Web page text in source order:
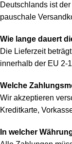
Deutschlands ist
pauschale
Wie lange dauert
Die Lieferzeit
innerhalb der EU 2-
Welche
Wir akzeptieren
Kreditkarte,
In welcher